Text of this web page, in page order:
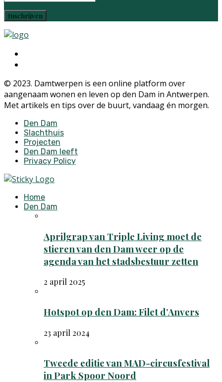
© 2023. Damtwerpen is een online platform over
aangenaam wonen en leven op den Dam in Antwerpen.
Met artikels en tips over de buurt, vandaag én morgen.
Den Dam
Slachthuis
Projecten
Den Dam leeft
Privacy Policy
Home
Den Dam
Aprilgrap van Triple Living moet de
stieren van den Dam weer op de
agenda van het stadsbestuur zetten
2 april 2025
Hotspot op den Dam: Filet d’Anvers
23 april 2024
Tweede editie van MAD-circusfestival
in Park Spoor Noord